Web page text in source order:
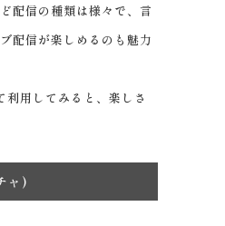
配信の種類は様々で、言
配信が楽しめるのも魅力
利用してみると、楽しさ
ャ)